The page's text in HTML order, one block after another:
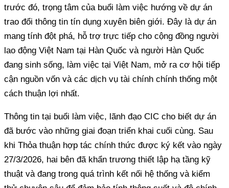
trước đó, trọng tâm của buổi làm việc hướng về dự án
trao đổi thông tin tín dụng xuyên biên giới. Đây là dự án
mang tính đột phá, hỗ trợ trực tiếp cho cộng đồng người
lao động Việt Nam tại Hàn Quốc và người Hàn Quốc
đang sinh sống, làm việc tại Việt Nam, mở ra cơ hội tiếp
cận nguồn vốn và các dịch vụ tài chính chính thống một
cách thuận lợi nhất.
Thông tin tại buổi làm việc, lãnh đạo CIC cho biết dự án
đã bước vào những giai đoạn triển khai cuối cùng. Sau
khi Thỏa thuận hợp tác chính thức được ký kết vào ngày
27/3/2026, hai bên đã khẩn trương thiết lập hạ tầng kỹ
thuật và đang trong quá trình kết nối hệ thống và kiểm